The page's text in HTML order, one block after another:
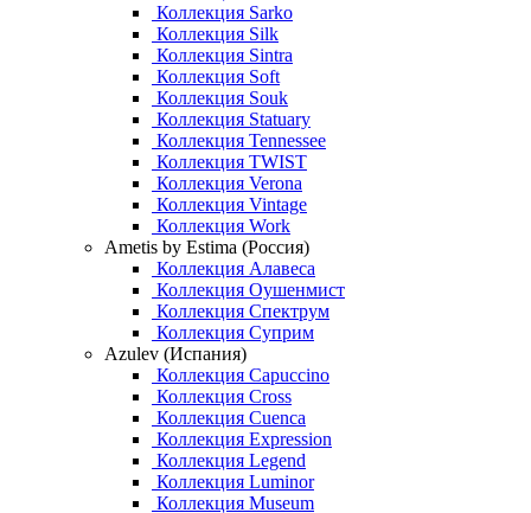
Коллекция Sarko
Коллекция Silk
Коллекция Sintra
Коллекция Soft
Коллекция Souk
Коллекция Statuary
Коллекция Tennessee
Коллекция TWIST
Коллекция Verona
Коллекция Vintage
Коллекция Work
Ametis by Estima (Россия)
Коллекция Алавеса
Коллекция Оушенмист
Коллекция Спектрум
Коллекция Суприм
Azulev (Испания)
Коллекция Capuccino
Коллекция Cross
Коллекция Cuenca
Коллекция Expression
Коллекция Legend
Коллекция Luminor
Коллекция Museum